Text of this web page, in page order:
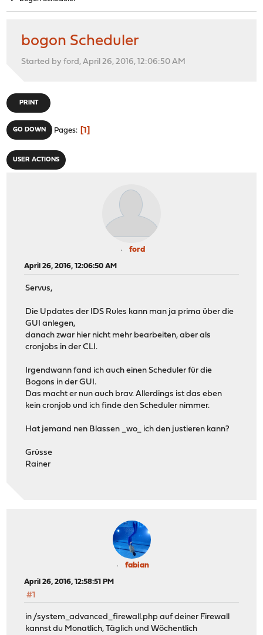
bogon Scheduler
Started by ford, April 26, 2016, 12:06:50 AM
PRINT
GO DOWN Pages 1
USER ACTIONS
ford
April 26, 2016, 12:06:50 AM
Servus,
Die Updates der IDS Rules kann man ja prima über die
GUI anlegen,
danach zwar hier nicht mehr bearbeiten, aber als
cronjobs in der CLI.
Irgendwann fand ich auch einen Scheduler für die
Bogons in der GUI.
Das macht er nun auch brav. Allerdings ist das eben
kein cronjob und ich finde den Scheduler nimmer.
Hat jemand nen Blassen _wo_ ich den justieren kann?
Grüsse
Rainer
fabian
April 26, 2016, 12:58:51 PM
#1
in /system_advanced_firewall.php auf deiner Firewall
kannst du Monatlich, Täglich und Wöchentlich